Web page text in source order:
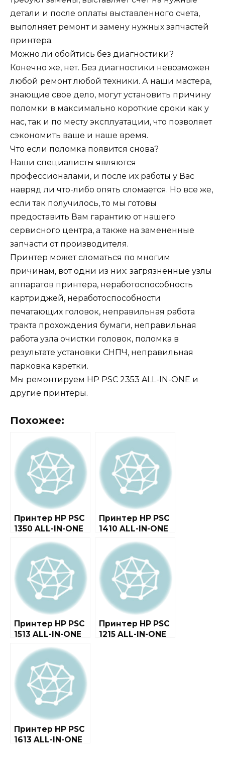
детали и после оплаты выставленного счета,
выполняет ремонт и замену нужных запчастей
принтера.
Можно ли обойтись без диагностики?
Конечно же, нет. Без диагностики невозможен
любой ремонт любой техники. А наши мастера,
знающие свое дело, могут установить причину
поломки в максимально короткие сроки как у
нас, так и по месту эксплуатации, что позволяет
сэкономить ваше и наше время.
Что если поломка появится снова?
Наши специалисты являются
профессионалами, и после их работы у Вас
навряд ли что-либо опять сломается. Но все же,
если так получилось, то мы готовы
предоставить Вам гарантию от нашего
сервисного центра, а также на замененные
запчасти от производителя.
Принтер может сломаться по многим
причинам, вот одни из них: загрязненные узлы
аппаратов принтера, неработоспособность
картриджей, неработоспособности
печатающих головок, неправильная работа
тракта прохождения бумаги, неправильная
работа узла очистки головок, поломка в
результате установки СНПЧ, неправильная
парковка каретки.
Мы ремонтируем HP PSC 2353 ALL-IN-ONE и
другие принтеры.
Похожее:
Принтер HP PSC
1350 ALL-IN-ONE
Принтер HP PSC
1410 ALL-IN-ONE
Принтер HP PSC
1513 ALL-IN-ONE
Принтер HP PSC
1215 ALL-IN-ONE
Принтер HP PSC
1613 ALL-IN-ONE